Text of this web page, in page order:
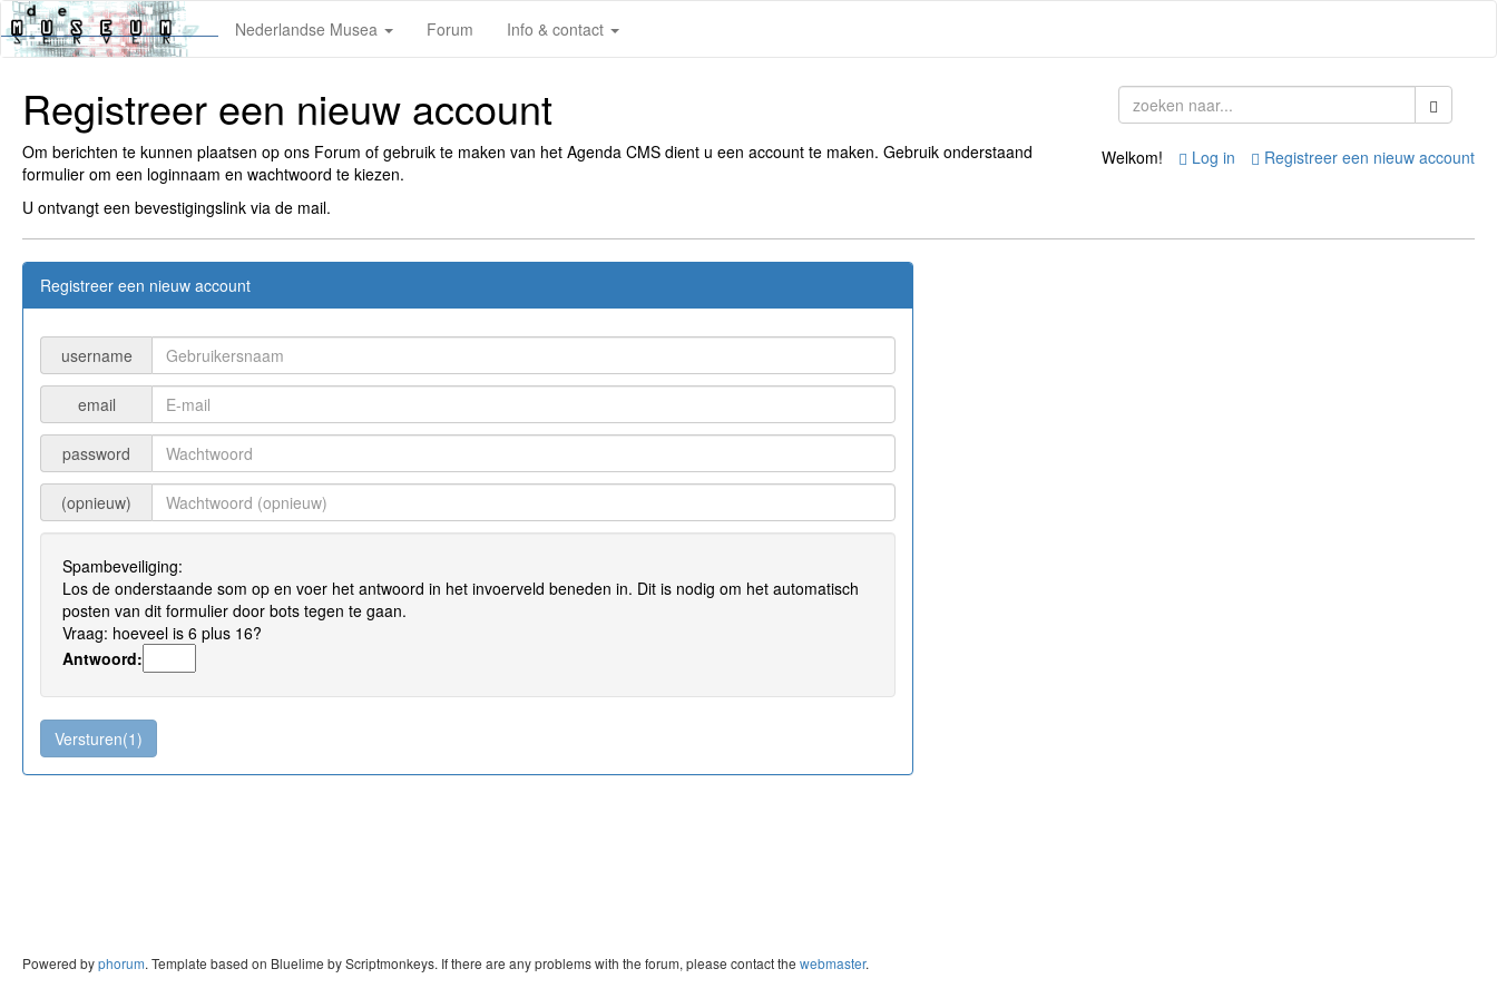
Nederlandse Musea Forum Info & contact
Welkom! Log in Registreer een nieuw account
Registreer een nieuw account
Om berichten te kunnen plaatsen op ons Forum of gebruik te maken van het Agenda CMS dient u een account te maken. Gebruik onderstaand
formulier om een loginnaam en wachtwoord te kiezen.
U ontvangt een bevestigingslink via de mail.
Registreer een nieuw account
username
email
password
(opnieuw)
Spambeveiliging:
Los de onderstaande som op en voer het antwoord in het invoerveld beneden in. Dit is nodig om het automatisch
posten van dit formulier door bots tegen te gaan.
Vraag: hoeveel is 6 plus 16?
Antwoord:
Powered byphorum. Template based on Bluelime by Scriptmonkeys. If there are any problems with the forum, please contact the webmaster.